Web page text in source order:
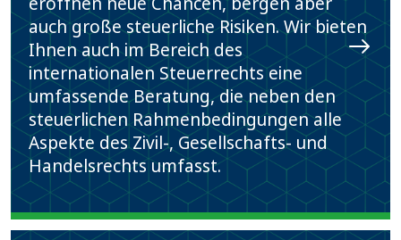
auch große steuerliche Risiken. Wir bieten
Ihnen auch im Bereich des
internationalen Steuerrechts eine
umfassende Beratung, die neben den
steuerlichen Rahmenbedingungen alle
Aspekte des Zivil-, Gesellschafts- und
Handelsrechts umfasst.